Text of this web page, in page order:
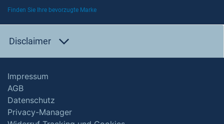
Finden Sie Ihre bevorzugte Marke
Disclaimer
Impressum
AGB
Datenschutz
Privacy-Manager